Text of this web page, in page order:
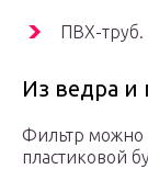
ПВХ-труб.
Из ведра и
Фильтр можно
пластиковой